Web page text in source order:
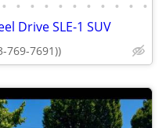
• • • • • • • • • • •
Drive SLE-1 SUV
769-7691))